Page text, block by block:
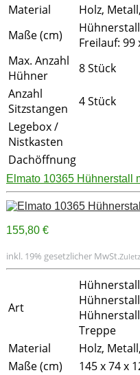
Material
Holz,
Maße (cm)
Freilauf: 99
Max. Anzahl
Hühner
8 Stück
Anzahl
Sitzstangen
4 Stück
Legebox /
Nistkasten
Dachöffnung
Elmato 10365 Hühnerstall
155,80 €
inkl. 19% gesetzlicher MwSt.
Art
Treppe
Material
Holz,
Maße (cm)
145 x 74 x